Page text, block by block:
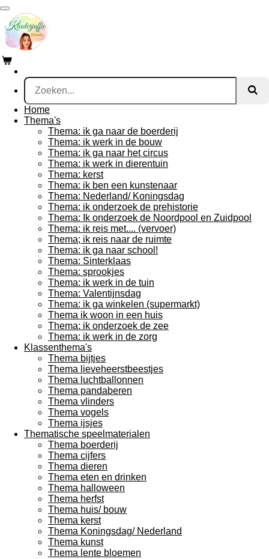
Ga
direct
naar
de
hoofdinhoud
Home
Thema's
Thema: ik ga naar de boerderij
Thema: ik werk in de bouw
Thema: ik ga naar het circus
Thema: ik werk in dierentuin
Thema: kerst
Thema: ik ben een kunstenaar
Thema: Nederland/ Koningsdag
Thema: ik onderzoek de prehistorie
Thema: Ik onderzoek de Noordpool en Zuidpool
Thema: ik reis met.... (vervoer)
Thema; ik reis naar de ruimte
Thema: ik ga naar school!
Thema: Sinterklaas
Thema: sprookjes
Thema: ik werk in de tuin
Thema: Valentijnsdag
Thema: ik ga winkelen (supermarkt)
Thema ik woon in een huis
Thema: ik onderzoek de zee
Thema: ik werk in de zorg
Klassenthema's
Thema bijtjes
Thema lieveheerstbeestjes
Thema luchtballonnen
Thema pandaberen
Thema vlinders
Thema vogels
Thema ijsjes
Thematische speelmaterialen
Thema boerderij
Thema cijfers
Thema dieren
Thema eten en drinken
Thema halloween
Thema herfst
Thema huis/ bouw
Thema kerst
Thema Koningsdag/ Nederland
Thema kunst
Thema lente bloemen